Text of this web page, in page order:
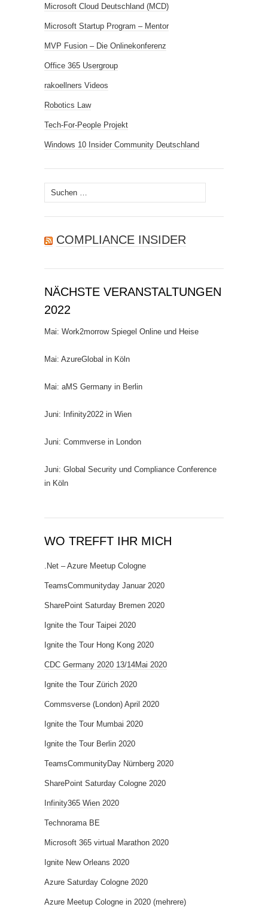
Microsoft Cloud Deutschland (MCD)
Microsoft Startup Program – Mentor
MVP Fusion – Die Onlinekonferenz
Office 365 Usergroup
rakoellners Videos
Robotics Law
Tech-For-People Projekt
Windows 10 Insider Community Deutschland
Suchen
nach:
COMPLIANCE INSIDER
NÄCHSTE VERANSTALTUNGEN
2022
Mai: Work2morrow Spiegel Online und Heise
Mai: AzureGlobal in Köln
Mai: aMS Germany in Berlin
Juni: Infinity2022 in Wien
Juni: Commverse in London
Juni: Global Security und Compliance Conference
in Köln
WO TREFFT IHR MICH
.Net – Azure Meetup Cologne
TeamsCommunityday Januar 2020
SharePoint Saturday Bremen 2020
Ignite the Tour Taipei 2020
Ignite the Tour Hong Kong 2020
CDC Germany 2020 13/14Mai 2020
Ignite the Tour Zürich 2020
Commsverse (London) April 2020
Ignite the Tour Mumbai 2020
Ignite the Tour Berlin 2020
TeamsCommunityDay Nürnberg 2020
SharePoint Saturday Cologne 2020
Infinity365 Wien 2020
Technorama BE
Microsoft 365 virtual Marathon 2020
Ignite New Orleans 2020
Azure Saturday Cologne 2020
Azure Meetup Cologne in 2020 (mehrere)